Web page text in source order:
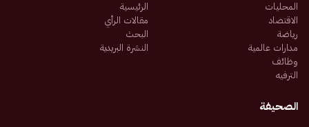
المحليات
الاقتصاد
رياضة
مدارات عالمية
وظائف
الترفيه
الرئيسية
مقالات الرأي
البحث
النشرة البريدية
الصحيفة